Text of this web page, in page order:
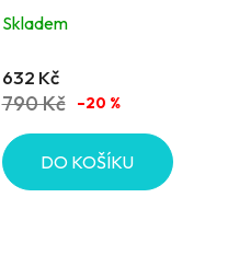
Skladem
632 Kč
790 Kč –20 %
DO KOŠÍKU